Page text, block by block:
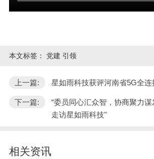
本文标签： 党建 引领
上一篇: 星如雨科技获评河南省5G全连
下一篇:
“委员同心汇众智，协商聚力
走访星如雨科技"
相关资讯